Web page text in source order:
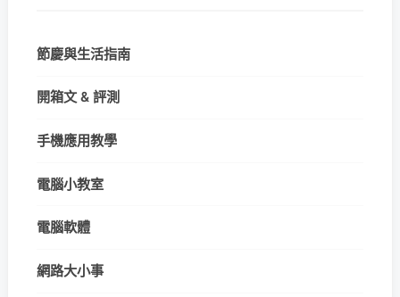
節慶與生活指南
開箱文 & 評測
手機應用教學
電腦小教室
電腦軟體
網路大小事